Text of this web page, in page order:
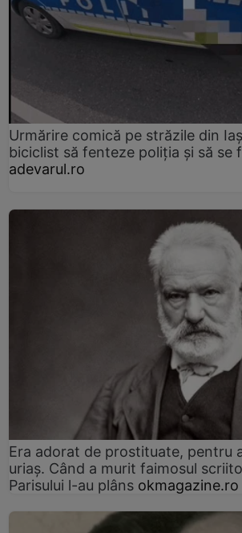
Urmărire comică pe străzile din
biciclist să fenteze poliția și să se
adevarul.ro
Era adorat de prostituate, pentru
uriaș. Când a murit faimosul
Parisului l-au plâns okmagazine.ro